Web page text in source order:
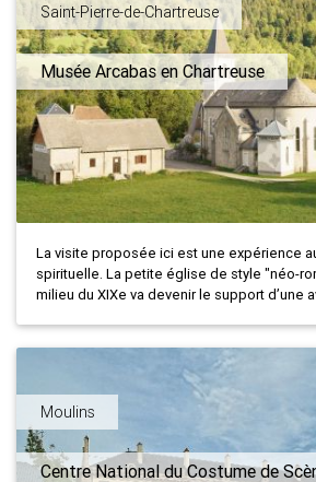
Saint-Pierre-de-Chartreuse
Musée Arcabas en Chartreuse
La visite proposée ici est une expérience
spirituelle. La petite église de style "néo-
milieu du XIXe va devenir le support d’une
Moulins
Centre National du Costume de